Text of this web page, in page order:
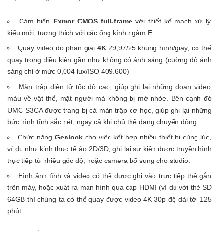
Cảm biến Exmor CMOS full-frame với thiết kế mạch xử lý
kiểu mới; tương thích với các ống kính ngàm E.
Quay video độ phân giải 4K29,97/25 khung hình/giây, có thể
quay trong điều kiện gần như không có ánh sáng (cường độ ánh
sáng chỉ ở mức 0,004 lux/ISO 409.600)
Màn trập điện tử tốc độ cao, giúp ghi lại những đoạn video
màu về vật thể, mặt người mà không bị mờ nhòe. Bên cạnh đó
UMC S3CA được trang bị cả màn trập cơ học, giúp ghi lại những
bức hình tĩnh sắc nét, ngay cả khi chủ thể đang chuyển động.
Chức năngGenlock cho việc kết hợp nhiều thiết bị cùng lúc,
ví dụ như kính thực tế ảo 2D/3D, ghi lại sự kiện được truyền hình
trực tiếp từ nhiều góc độ, hoặc camera bổ sung cho studio.
Hình ảnh tĩnh và video có thể được ghi vào trực tiếp thẻ gắn
trên máy, hoặc xuất ra màn hình qua cáp HDMI (ví dụ với thẻ SD
64GB thì chúng ta có thể quay được video 4K 30p độ dài tới 125
phút.